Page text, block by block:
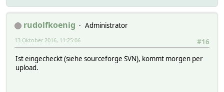
rudolfkoenig
Administrator
#16
13 Oktober 2016, 11:25:06
Ist eingecheckt (siehe sourceforge SVN), kommt morgen per
upload.